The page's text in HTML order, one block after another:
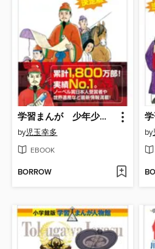
学習まんが 少年少女日本の歴史2 飛鳥の朝廷 ―古墳・飛鳥時代―
by児玉幸多
EBOOK
BORROW
by